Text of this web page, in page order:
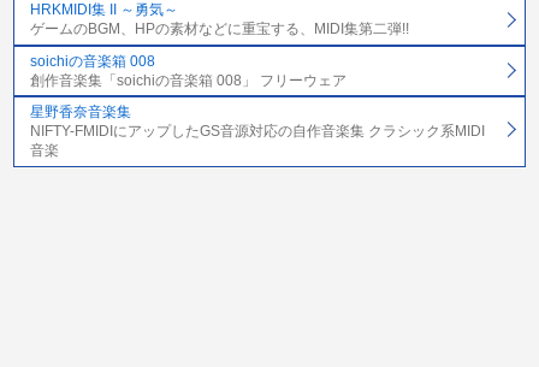
HRKMIDI集 II ～勇気～
ゲームのBGM、HPの素材などに重宝する、MIDI集第二弾!!
soichiの音楽箱 008
創作音楽集「soichiの音楽箱 008」 フリーウェア
星野香奈音楽集
NIFTY-FMIDIにアップしたGS音源対応の自作音楽集 クラシック系MIDI
音楽